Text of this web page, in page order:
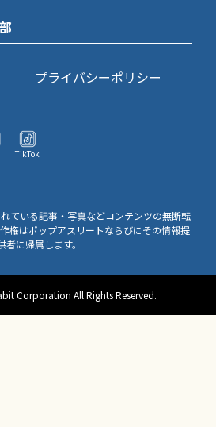
プライバシーポリシー
TikTok
ている記事・写真などコンテンツの無断転
権はポップアスリートならびにその情報提
者に帰属します。
Corporation All Rights Reserved.